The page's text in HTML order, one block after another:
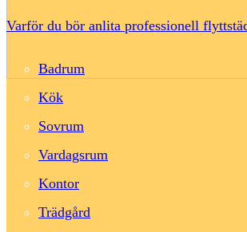
Varför du bör anlita professionell
Badrum
Kök
Sovrum
Vardagsrum
Kontor
Trädgård